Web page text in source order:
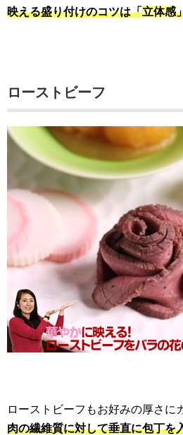
映える盛り付けのコツは「立体感
ローストビーフ
ローストビーフもお好みの厚さに
肉の繊維質に対して垂直に包丁を